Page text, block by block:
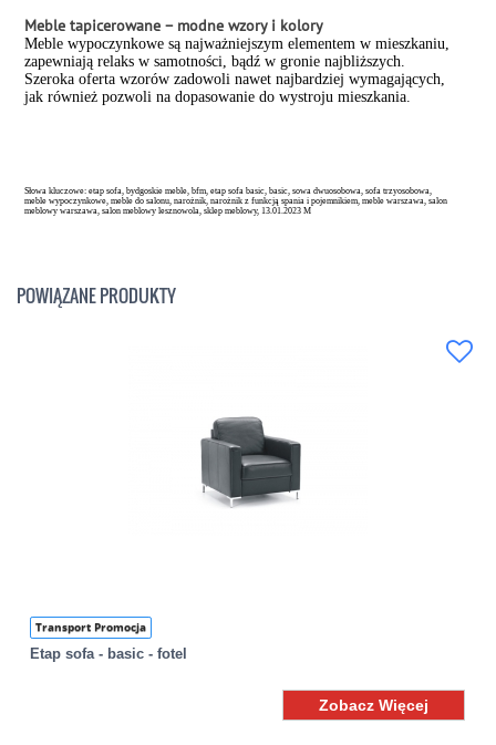
Meble tapicerowane – modne wzory i kolory
Meble wypoczynkowe są najważniejszym elementem w mieszkaniu,
zapewniają relaks w samotności, bądź w gronie najbliższych.
Szeroka oferta wzorów zadowoli nawet najbardziej wymagających,
jak również pozwoli na dopasowanie do wystroju mieszkania.
Słowa kluczowe: etap sofa, bydgoskie meble, bfm, etap sofa basic, basic, sowa dwuosobowa, sofa trzyosobowa,
meble wypoczynkowe, meble do salonu, narożnik, narożnik z funkcją spania i pojemnikiem, meble warszawa, salon
meblowy warszawa, salon meblowy lesznowola, sklep meblowy, 13.01.2023 M
POWIĄZANE PRODUKTY
Transport Promocja
Etap sofa - basic - fotel
Zobacz Więcej